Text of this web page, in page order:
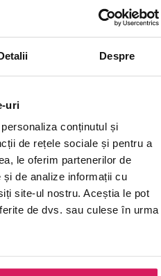
Despre
uri
conținutul și
de rețele sociale și pentru a
le oferim partenerilor de
de analize informații cu
site-ul nostru. Aceștia le pot
de dvs. sau culese în urma
orez,
Set 2 boluri
AURORA
Servește porții
supe asiatice în